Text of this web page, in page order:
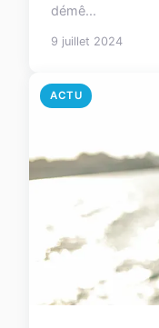
démê...
9 juillet 2024
ACTU